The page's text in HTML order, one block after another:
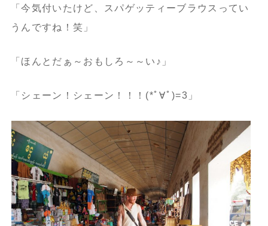
「今気付いたけど、スパゲッティーブラウスってい
うんですね！笑」
「ほんとだぁ～おもしろ～～い♪」
「シェーン！シェーン！！！(*ﾟ∀ﾟ)=3」